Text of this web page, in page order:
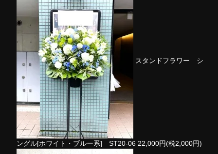
スタンドフラワー シ
ングル[ホワイト・ブルー系] ST20-06 22,000円(税2,000円)